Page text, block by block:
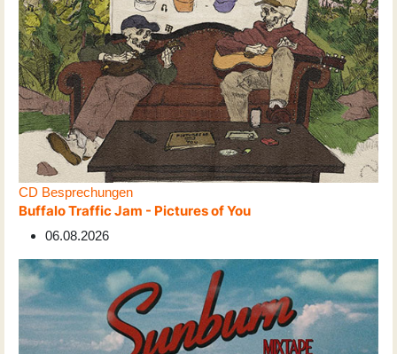
CD Besprechungen
Buffalo Traffic Jam - Pictures of You
06.08.2026